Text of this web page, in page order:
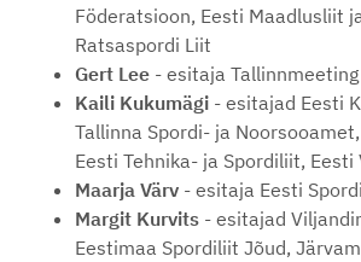
Föderatsioon, Eesti Maadlusliit
Ratsaspordi Liit
Gert Lee - esitaja Tallinnmeeting
Kaili Kukumägi - esitajad Eesti
Tallinna Spordi- ja
Eesti Tehnika- ja Spordiliit,
Maarja Värv - esitaja Eesti
Margit Kurvits - esitajad
Eestimaa Spordiliit Jõud,